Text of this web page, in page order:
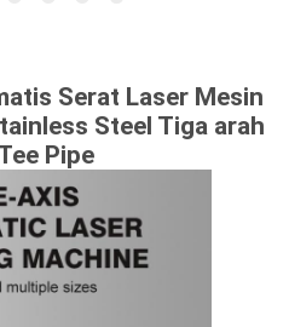
Serat Laser Mesin
Steel Tiga arah
Pipe